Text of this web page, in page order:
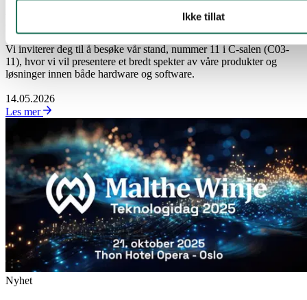
Ikke tillat
Malthe Winje på Eliaden 2026
Vi inviterer deg til å besøke vår stand, nummer 11 i C-salen (C03-
11), hvor vi vil presentere et bredt spekter av våre produkter og
løsninger innen både hardware og software.
14.05.2026
Les mer
Nyhet